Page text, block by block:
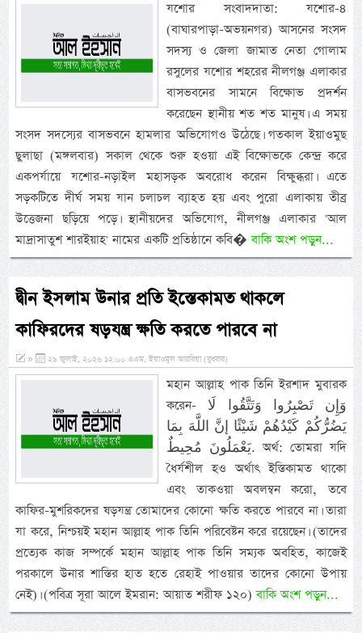
যশোর সংবাদদাতা: যশোর-৪
(বাঘারপাড়া-অভয়নগর) আসনের সংসদ
সদস্য ও জেলা জামাত নেতা গোলাম
রসুলের যশোর শহরের নীলগঞ্জ এলাকার
বাসভবনের সামনে বিক্ষোভ প্রদর্শন
করেছেন স্থানীয় শত শত মানুষ। এ সময়
সংসদ সদস্যের বাসভবনে হামলার অভিযোগও উঠেছে। গতকাল ইয়াওমুছ
ছুলাছা (মঙ্গলবার) সকাল থেকে শুরু হওয়া এই বিক্ষোভকে কেন্দ্র করে
একপর্যায়ে যশোর-নড়াইল মহাসড়ক অবরোধ করেন বিক্ষুব্ধরা। এতে
সড়কটিতে দীর্ঘ সময় যান চলাচল ব্যাহত হয় এবং পুরো এলাকায় তীব্র
উত্তেজনা ছড়িয়ে পড়ে। স্থানীয়দের অভিযোগ, নীলগঞ্জ এলাকার 'আল
মাদ্রাসাতুশ শারইয়াহ' নামের একটি প্রতিষ্ঠানে কবি�বাকি অংশ পড়ুন...
দ্বীন ইসলাম উনার প্রতি ইস্তেকামত থাকলে
কাফিরদের ষড়যন্ত্র ক্ষতি করতে পারবে না
» ২৯ জুলাই, ২০২৬ ১২:০০ এএম, ইয়াওমুল আরবিয়া (বুধবার)
মহান আল্লাহ পাক তিনি ইরশাদ মুবারক
করেন- وَإِن تَصْبِرُوا وَتَتَّقُوا لَا
يَضُرُّكُمْ كَيْدُهُمْ شَيْئًا إنَّ اللَّهَ بِمَا
يَعْمَلُونَ مُحِيطٌ. অর্থ: তোমরা যদি
ধৈর্যশীল হও অর্থাৎ ইস্তিকামত থাকো
এবং তাকওয়া অবলম্বন করো, তবে
কাফির-মুশরিকদের ষড়যন্ত্র তোমাদের কোনো ক্ষতি করতে পারবে না। তারা
যা করে, নিশ্চয়ই মহান আল্লাহ পাক তিনি পরিবেষ্টন করে রয়েছেন। (তাদের
প্রত্যেক কাজ সম্পর্কে মহান আল্লাহ পাক তিনি সম্যক অবহিত, কাজেই
পরকালে উনার শাস্তির হাত হতে রেহাই পাওয়ার তাদের কোনো উপায়
নেই)। (পবিত্র সূরা আলে ইমরান: আয়াত শরীফ ১২০)বাকি অংশ পড়ুন...